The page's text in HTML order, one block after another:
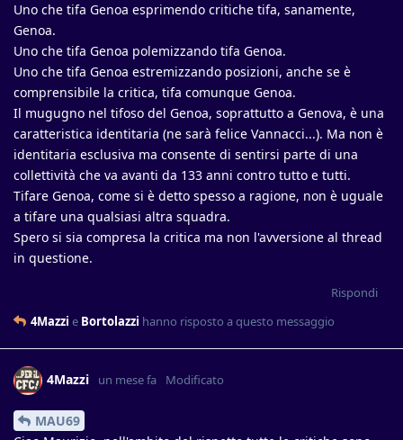
Uno che tifa Genoa esprimendo critiche tifa, sanamente,
Genoa.
Uno che tifa Genoa polemizzando tifa Genoa.
Uno che tifa Genoa estremizzando posizioni, anche se è
comprensibile la critica, tifa comunque Genoa.
Il mugugno nel tifoso del Genoa, soprattutto a Genova, è una
caratteristica identitaria (ne sarà felice Vannacci...). Ma non è
identitaria esclusiva ma consente di sentirsi parte di una
collettività che va avanti da 133 anni contro tutto e tutti.
Tifare Genoa, come si è detto spesso a ragione, non è uguale
a tifare una qualsiasi altra squadra.
Spero si sia compresa la critica ma non l'avversione al thread
in questione.
Rispondi
4Mazzi e Bortolazzi hanno risposto a questo messaggio
4Mazzi un mese fa Modificato
MAU69